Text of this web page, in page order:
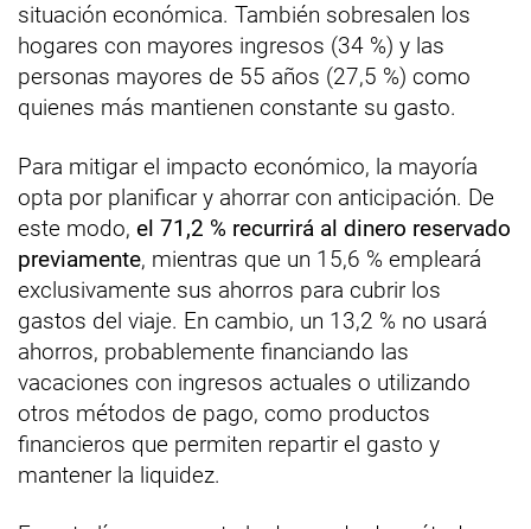
situación económica. También sobresalen los
hogares con mayores ingresos (34 %) y las
personas mayores de 55 años (27,5 %) como
quienes más mantienen constante su gasto.
Para mitigar el impacto económico, la mayoría
opta por planificar y ahorrar con anticipación. De
este modo, el 71,2 % recurrirá al dinero reservado
previamente, mientras que un 15,6 % empleará
exclusivamente sus ahorros para cubrir los
gastos del viaje. En cambio, un 13,2 % no usará
ahorros, probablemente financiando las
vacaciones con ingresos actuales o utilizando
otros métodos de pago, como productos
financieros que permiten repartir el gasto y
mantener la liquidez.